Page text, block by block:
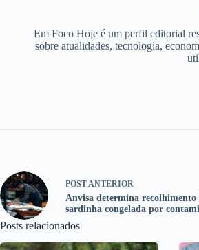
Em Foco Hoje é um perfil editorial
sobre atualidades, tecnologia,
POST ANTERIOR
Anvisa determina recolhimento
sardinha congelada por
Posts relacionados